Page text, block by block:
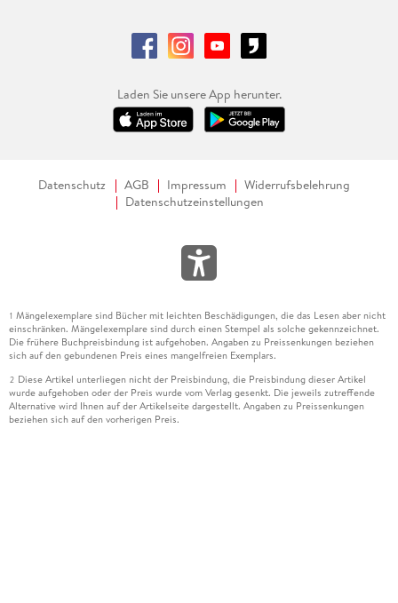
Laden Sie unsere App herunter.
Datenschutz AGB Impressum
Widerrufsbelehrung
Datenschutzeinstellungen
1 Mängelexemplare sind Bücher mit leichten Beschädigungen, die das Lesen aber nicht
einschränken. Mängelexemplare sind durch einen Stempel als solche gekennzeichnet.
Die frühere Buchpreisbindung ist aufgehoben. Angaben zu Preissenkungen beziehen
sich auf den gebundenen Preis eines mangelfreien Exemplars.
2 Diese Artikel unterliegen nicht der Preisbindung, die Preisbindung dieser Artikel
wurde aufgehoben oder der Preis wurde vom Verlag gesenkt. Die jeweils zutreffende
Alternative wird Ihnen auf der Artikelseite dargestellt. Angaben zu Preissenkungen
beziehen sich auf den vorherigen Preis.